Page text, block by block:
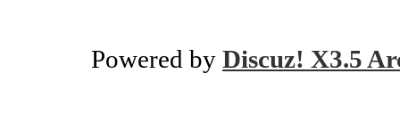
Powered by Discuz! X3.5